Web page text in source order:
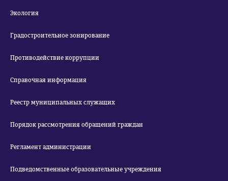
Экология
Градостроительное зонирование
Противодействие коррупции
Справочная информация
Реестр муниципальных служащих
Порядок рассмотрения обращений граждан
Регламент администрации
Подведомственные образовательные учреждения